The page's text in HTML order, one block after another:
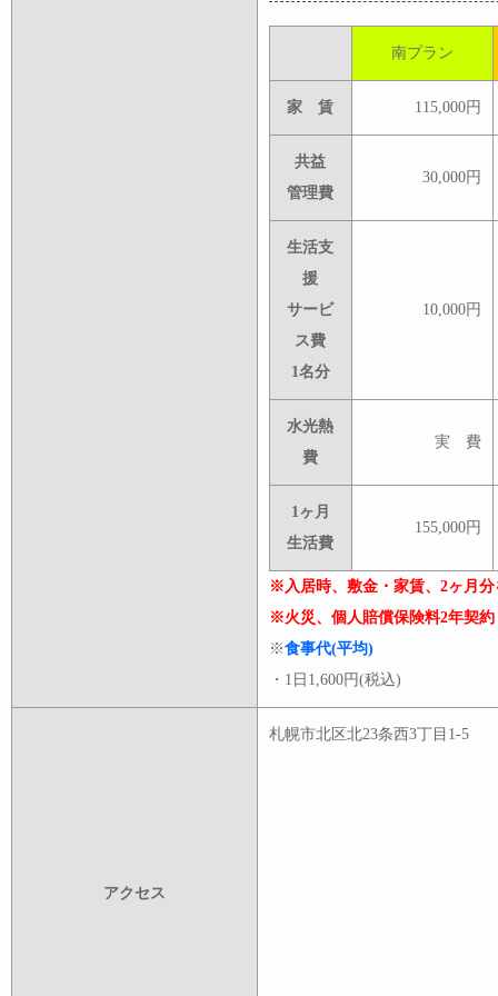
南プラン
家 賃 115,000円
共益
管理費
30,000円
生活支
援
サービ
ス費
1名分
10,000円
水光熱
費
実 費
1ヶ月
生活費
155,000円
※入居時、敷金・家賃、2ヶ月
※火災、個人賠償保険料2年契
※食事代(平均)
・1日1,600円(税込)
アクセス
札幌市北区北23条西3丁目1-5